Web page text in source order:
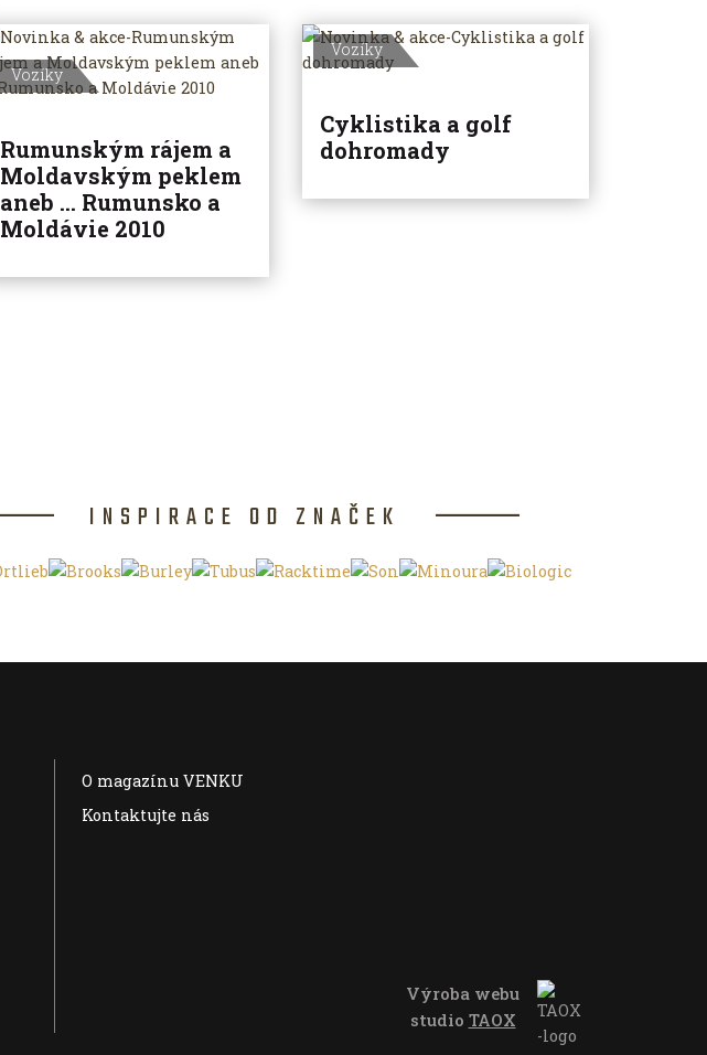
Vozíky
Rumunským rájem a
Moldavským peklem
aneb ... Rumunsko a
Moldávie 2010
Vozíky
Cyklistika a golf
dohromady
INSPIRACE OD ZNAČEK
Výroba webu
studio TAOX
O magazínu VENKU
Kontaktujte nás